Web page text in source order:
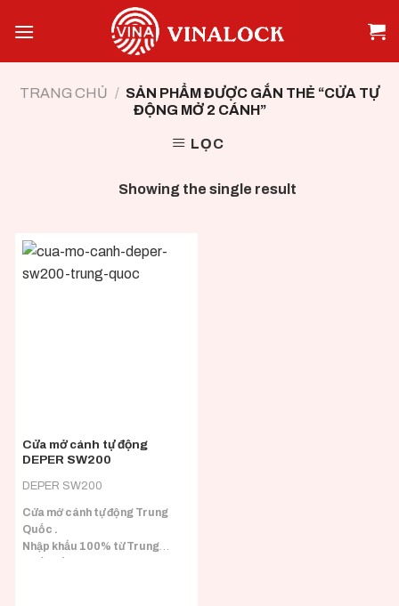
TRANG CHỦ / SẢN PHẨM ĐƯỢC GẮN THẺ “CỬA TỰ
ĐỘNG MỞ 2 CÁNH”
LỌC
Showing the single result
Cửa mở cánh tự động
DEPER SW200
DEPER SW200
Cửa mở cánh tự động Trung
Quốc .
Nhập khẩu 100% từ Trung